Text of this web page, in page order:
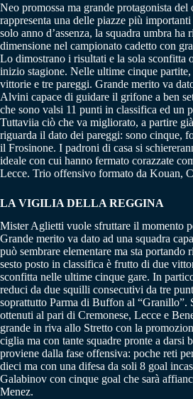
Neo promossa ma grande protagonista
rappresenta una delle piazze più
solo anno d’assenza, la squadra umbra
dimensione nel campionato cadetto con
Lo dimostrano i risultati e la sola sconfitta
inizio stagione. Nelle ultime cinque
vittorie e tre pareggi. Grande merito va
Alvini capace di guidare il grifone a ben
che sono valsi 11 punti in classifica ed un
Tuttaviia ciò che va migliorato, a partire
riguarda il dato dei pareggi: sono cinque,
il Frosinone. I padroni di casa si
ideale con cui hanno fermato corazzate
Lecce. Trio offensivo formato da Kouan,
LA VIGILIA DELLA REGGINA
Mister Aglietti vuole sfruttare il momento
Grande merito va dato ad una squadra
può sembrare elementare ma sta portando
sesto posto in classifica è frutto di due
sconfitta nelle ultime cinque gare. In
reduci da due squilli consecutivi da tre
soprattutto Parma di Buffon al “Granillo”.
ottenuti al pari di Cremonese, Lecce e
grande in riva allo Stretto con la
ciglia ma con tante squadre pronte a darsi
proviene dalla fase offensiva: poche reti
dieci ma con una difesa da soli 8 goal
Galabinov con cinque goal che sarà
Menez.